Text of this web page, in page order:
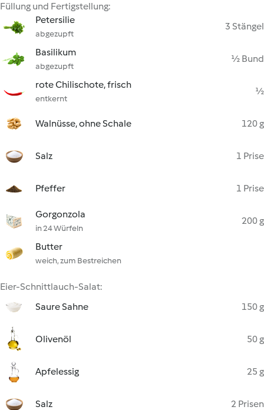
Füllung und Fertigstellung:
Petersilie
abgezupft
3 Stängel
Basilikum
abgezupft
½ Bund
rote Chilischote, frisch
entkernt
½
Walnüsse, ohne Schale 120 g
Salz 1 Prise
Pfeffer 1 Prise
Gorgonzola
in 24 Würfeln
200 g
Butter
weich, zum Bestreichen
Eier-Schnittlauch-Salat:
Saure Sahne
150 g
Olivenöl 50 g
Apfelessig 25 g
Salz 2 Prisen